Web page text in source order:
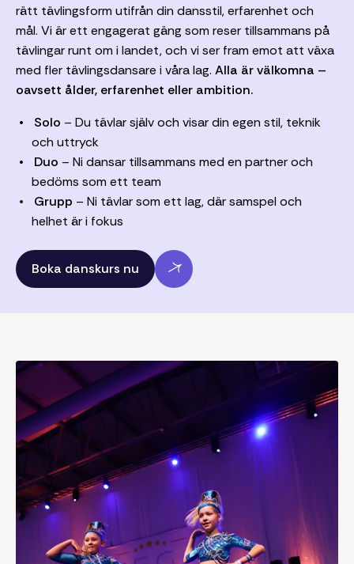
rätt tävlingsform utifrån din dansstil, erfarenhet och
mål. Vi är ett engagerat gäng som reser tillsammans på
tävlingar runt om i landet, och vi ser fram emot att växa
med fler tävlingsdansare i våra lag. Alla är välkomna –
oavsett ålder, erfarenhet eller ambition.
Solo – Du tävlar själv och visar din egen stil, teknik
och uttryck
Duo – Ni dansar tillsammans med en partner och
bedöms som ett team
Grupp – Ni tävlar som ett lag, där samspel och
helhet är i fokus
Boka danskurs nu